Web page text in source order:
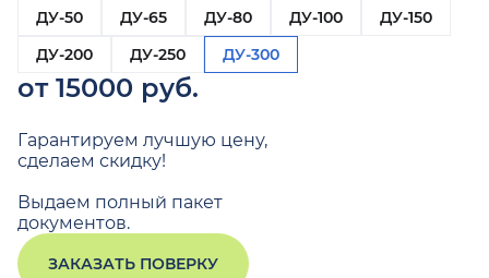
ДУ-50
ДУ-65 ДУ-80 ДУ-100
ДУ-150
ДУ-200
ДУ-250 ДУ-300
от 15000 руб.
Гарантируем лучшую цену,
сделаем скидку!
Выдаем полный пакет
документов.
ЗАКАЗАТЬ ПОВЕРКУ